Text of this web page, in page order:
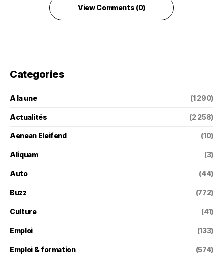
View Comments (0)
Categories
A la une (1 290)
Actualités (2 258)
Aenean Eleifend (10)
Aliquam (3)
Auto (44)
Buzz (772)
Culture (41)
Emploi (133)
Emploi & formation (574)